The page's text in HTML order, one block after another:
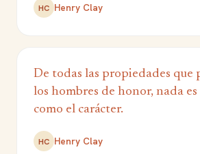
HC Henry Clay
De todas las propiedades que
los hombres de honor, nada
como el carácter.
HC Henry Clay